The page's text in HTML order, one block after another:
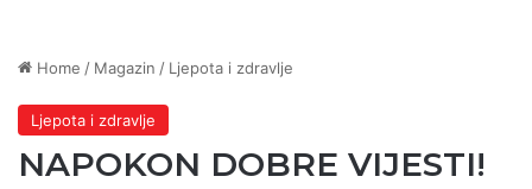
Home / Magazin / Ljepota i zdravlje
Ljepota i zdravlje
NAPOKON DOBRE VIJESTI!